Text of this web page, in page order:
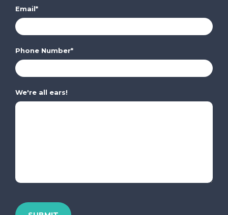
Email*
Phone Number*
We're all ears!